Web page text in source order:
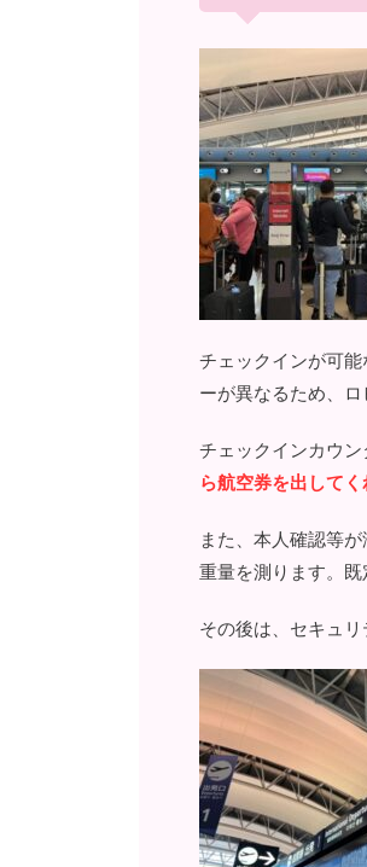
チェックインが可
ーが異なるため、
チェックインカウン
ら航空券を出して
また、本人確認等
重量を測ります。既
その後は、セキュリ